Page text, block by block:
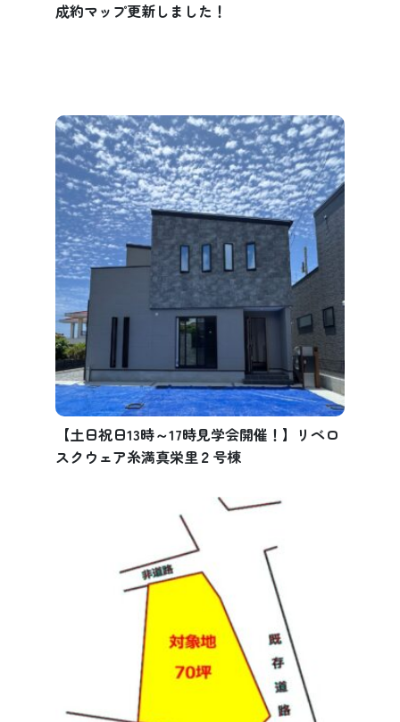
成約マップ更新しました！
【土日祝日13時～17時見学会開催！】リベロ
スクウェア糸満真栄里２号棟